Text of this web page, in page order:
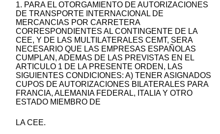
1. PARA EL OTORGAMIENTO DE AUTORIZACIONES
DE TRANSPORTE INTERNACIONAL DE
MERCANCIAS POR CARRETERA
CORRESPONDIENTES AL CONTINGENTE DE LA
CEE, Y DE LAS MULTILATERALES CEMT, SERA
NECESARIO QUE LAS EMPRESAS ESPAÑOLAS
CUMPLAN, ADEMAS DE LAS PREVISTAS EN EL
ARTICULO 1 DE LA PRESENTE ORDEN, LAS
SIGUIENTES CONDICIONES: A) TENER ASIGNADOS
CUPOS DE AUTORIZACIONES BILATERALES PARA
FRANCIA, ALEMANIA FEDERAL, ITALIA Y OTRO
ESTADO MIEMBRO DE
LA CEE.